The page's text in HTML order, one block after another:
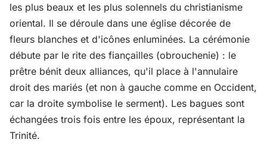
les plus beaux et les plus solennels du christianisme
oriental. Il se déroule dans une église décorée de
fleurs blanches et d'icônes enluminées. La cérémonie
débute par le rite des fiançailles (obrouchenie) : le
prêtre bénit deux alliances, qu'il place à l'annulaire
droit des mariés (et non à gauche comme en Occident,
car la droite symbolise le serment). Les bagues sont
échangées trois fois entre les époux, représentant la
Trinité.